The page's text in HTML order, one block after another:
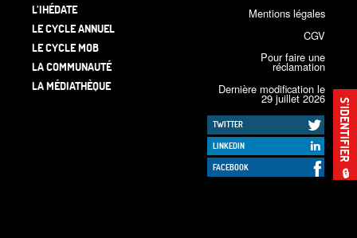
S’IDENTIFIER
🔒
L’IHÉDATE
LE CYCLE ANNUEL
LE CYCLE MOB
LA COMMUNAUTÉ
LA MÉDIATHÈQUE
Mentions légales
CGV
Pour faire une
réclamation
Dernière modification le
29 juillet 2026
TWITTER
LINKEDIN
FACEBOOK